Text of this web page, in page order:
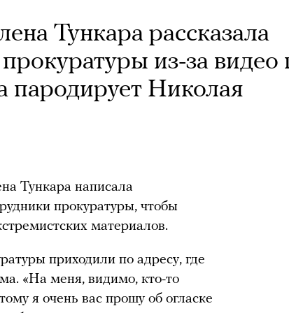
Тункара рассказала
из-за видео
пародирует Николая
Тункара написала
прокуратуры, чтобы
материалов.
приходили по адресу, где
«На меня, видимо, кто-то
я очень вас прошу об огласке